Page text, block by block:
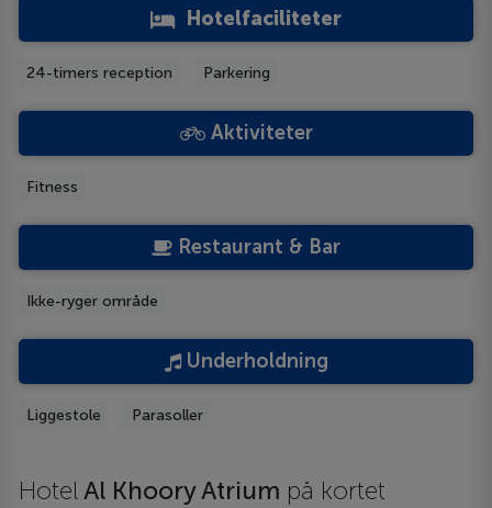
Hotelfaciliteter
24-timers reception Parkering
Aktiviteter
Fitness
Restaurant & Bar
Ikke-ryger område
Underholdning
Liggestole Parasoller
HotelAl Khoory Atrium på kortet